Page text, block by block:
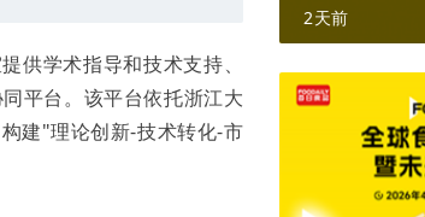
供学术指导和技术支持、
平台。该平台依托浙江大
建"理论创新-技术转化-市
2天前